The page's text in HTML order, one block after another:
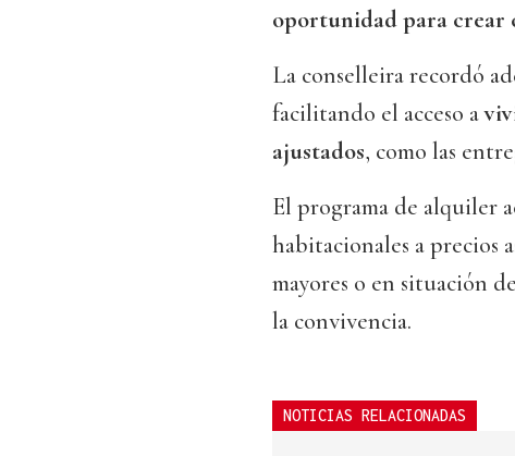
oportunidad para crear
La conselleira recordó
facilitando el acceso a
ajustados, como las
El programa de alquiler
habitacionales a precios
mayores o en situación
la convivencia.
NOTICIAS RELACIONADAS